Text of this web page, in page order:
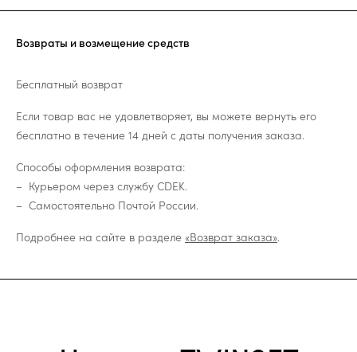
Возвраты и возмещение средств
Бесплатный возврат
Если товар вас не удовлетворяет, вы можете вернуть его
бесплатно в течение 14 дней с даты получения заказа.
Способы оформления возврата:
Курьером через службу CDEK.
Самостоятельно Почтой России.
Подробнее на сайте в разделе «Возврат заказа».